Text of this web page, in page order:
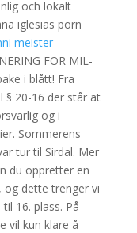
och lokalt
iglesias porn
meister
FOR MIL-
i blått! Fra
§ 20-16 der står at
og i
Sommerens
tur til Sirdal. Mer
du oppretter en
og dette trenger vi
16. plass. På
vil kun klare å